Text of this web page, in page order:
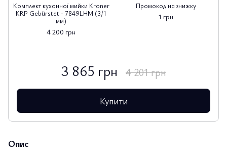
Комплект кухонної мийки Kroner
KRP Gebürstet - 7849LHM (3/1
мм)
4 200 грн
Промокод на знижку
1 грн
3 865 грн 4 201 грн
Купити
Опис